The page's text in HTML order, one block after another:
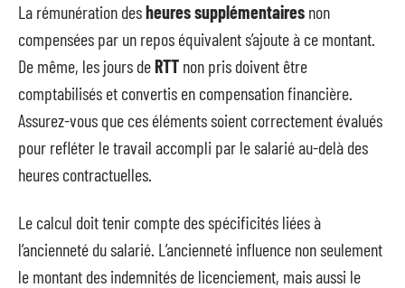
La rémunération desheures supplémentaires non
compensées par un repos équivalent s’ajoute à ce montant.
De même, les jours deRTT non pris doivent être
comptabilisés et convertis en compensation financière.
Assurez-vous que ces éléments soient correctement évalués
pour refléter le travail accompli par le salarié au-delà des
heures contractuelles.
Le calcul doit tenir compte des spécificités liées à
l’ancienneté du salarié. L’ancienneté influence non seulement
le montant des indemnités de licenciement, mais aussi le